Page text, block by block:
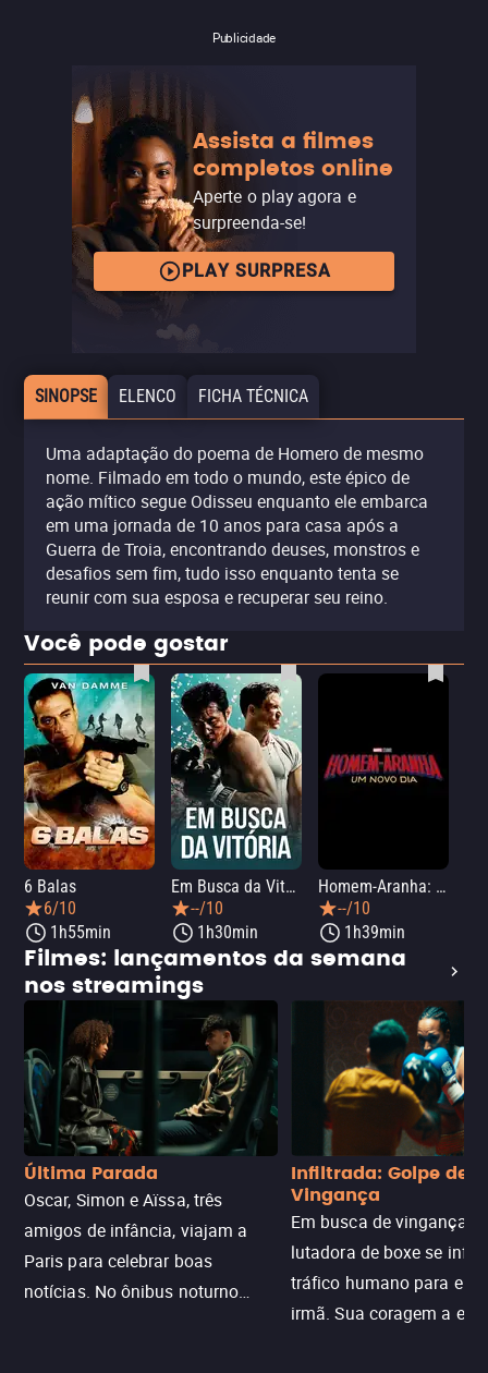
Publicidade
Assista a filmes
completos online
Aperte o play agora e
surpreenda-se!
PLAY SURPRESA
SINOPSE ELENCO FICHA TÉCNICA
Uma adaptação do poema de Homero de mesmo
nome. Filmado em todo o mundo, este épico de
ação mítico segue Odisseu enquanto ele embarca
em uma jornada de 10 anos para casa após a
Guerra de Troia, encontrando deuses, monstros e
desafios sem fim, tudo isso enquanto tenta se
reunir com sua esposa e recuperar seu reino.
Você pode gostar
6 Balas
6/10
1h55min
Em Busca da Vitória
--/10
1h30min
Homem-Aranha: Um Novo Dia
--/10
1h39min
Filmes: lançamentos da semana
nos streamings
Última Parada
Oscar, Simon e Aïssa, três
amigos de infância, viajam a
Paris para celebrar boas
notícias. No ônibus noturno
Infiltrada: Golpe de
Vingança
Em busca de vingança,
lutadora de boxe se
tráfico humano para
irmã. Sua coragem a